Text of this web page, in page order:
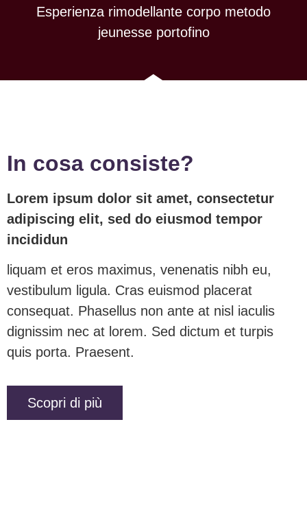
Esperienza rimodellante corpo metodo
jeunesse portofino
In cosa consiste?
Lorem ipsum dolor sit amet, consectetur
adipiscing elit, sed do eiusmod tempor
incididun
liquam et eros maximus, venenatis nibh eu,
vestibulum ligula. Cras euismod placerat
consequat. Phasellus non ante at nisl iaculis
dignissim nec at lorem. Sed dictum et turpis
quis porta. Praesent.
Scopri di più